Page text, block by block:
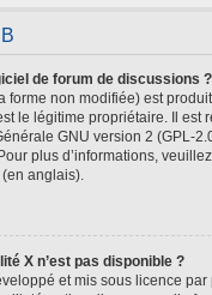
de forum de discussions ?
forme non modifiée) est
le légitime propriétaire. Il est
GNU version 2 (GPL-
plus d’informations,
anglais).
X n’est pas disponible ?
et mis sous licence par